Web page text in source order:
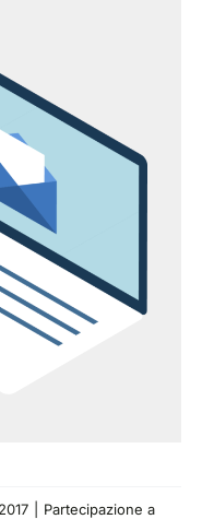
Partecipazione a